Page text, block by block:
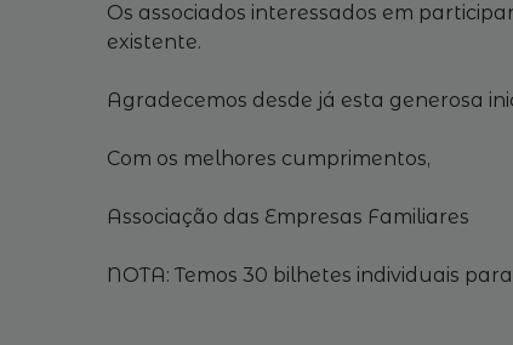
Os associados interessados em
existente.
Agradecemos desde já esta generosa
Com os melhores cumprimentos,
Associação das Empresas Familiares
NOTA: Temos 30 bilhetes individuais